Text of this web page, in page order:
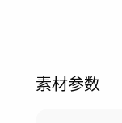
素材参数